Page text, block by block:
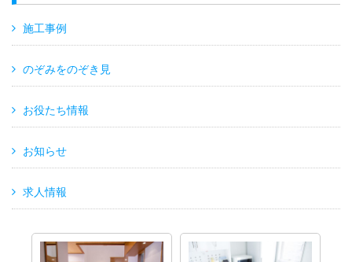
施工事例
のぞみをのぞき見
お役たち情報
お知らせ
求人情報